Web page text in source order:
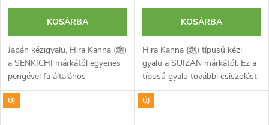
KOSÁRBA
Japán kézigyalu, Hira Kanna (鉋)
a SENKICHI márkától egyenes
pengével fa általános
megmunkálásához,
kiegyenlítéséhez és
KOSÁRBA
Hira Kanna (鉋) típusú kézi
gyalu a SUIZAN márkától. Ez a
típusú gyalu további csiszolást
nem igénylő, rendkívül sima
felületet garantál. Nagy
Új Új